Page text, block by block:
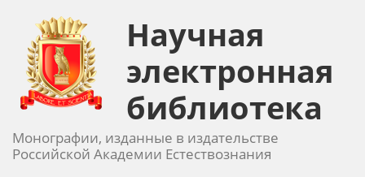
Научная
электронная
библиотека
Монографии, изданные в издательстве
Российской Академии Естествознания